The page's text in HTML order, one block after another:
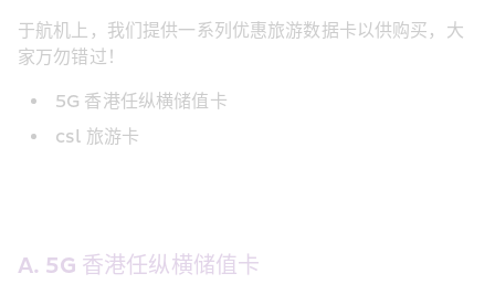
于航机上，我们提供一系列优惠旅游数据卡以供购买，大
家万勿错过！
5G 香港任纵横储值卡
csl 旅游卡
A. 5G 香港任纵横储值卡